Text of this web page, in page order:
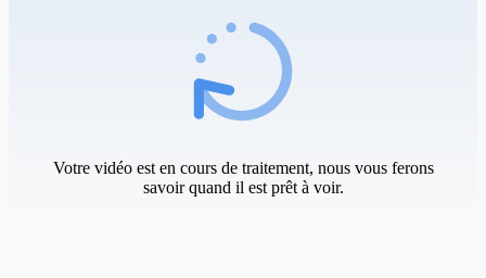
Votre vidéo est en cours de traitement, nous vous ferons
savoir quand il est prêt à voir.